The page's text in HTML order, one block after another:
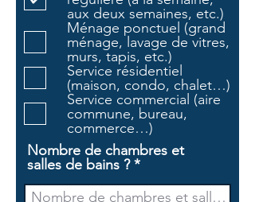
a
t
o
i
r
e
aux deux semaines, etc.)
Ménage ponctuel (grand
ménage, lavage de vitres,
murs, tapis, etc.)
Service résidentiel
(maison, condo, chalet…)
Service commercial (aire
commune, bureau,
commerce…)
Nombre de chambres et
salles de bains ?